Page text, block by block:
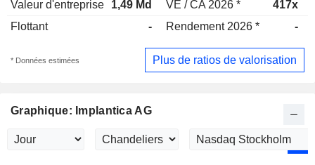
Valeur d'entreprise
1,49 Md VE / CA 2026 * 417x
Flottant
- Rendement 2026 * -
* Données estimées Plus de ratios de valorisation
Graphique: Implantica AG